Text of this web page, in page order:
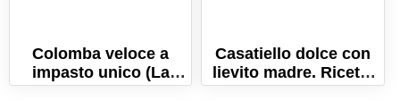
Colomba veloce a
impasto unico (La
ricetta per un lievitato
Casatiello dolce con
lievito madre. Ricetta
originale della nonna!